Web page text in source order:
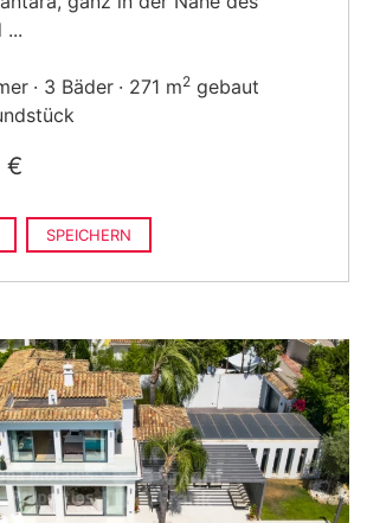
...
3 Bäder 271 m2 gebaut
€
SPEICHERN